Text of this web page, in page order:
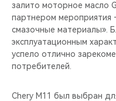
залито моторное масло
партнером
смазочные материалы».
эксплуатационным
успело отлично
потребителей.
Chery M11 был выбран